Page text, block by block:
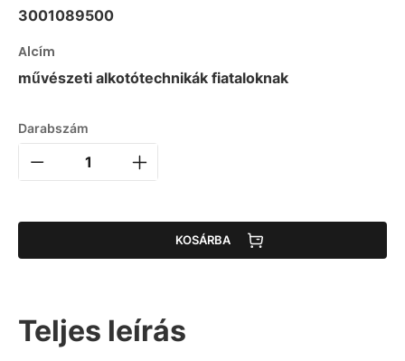
3001089500
Alcím
művészeti alkotótechnikák fiataloknak
Darabszám
KOSÁRBA
Teljes leírás